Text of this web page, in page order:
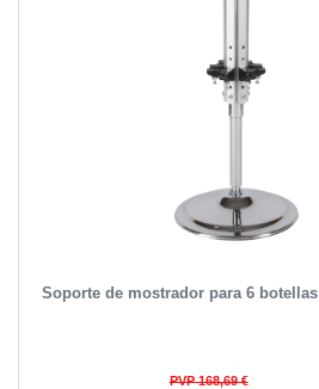
Soporte de mostrador para 6 botellas
PVP 168,69 €